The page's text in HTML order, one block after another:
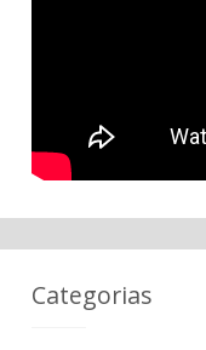
Categorias